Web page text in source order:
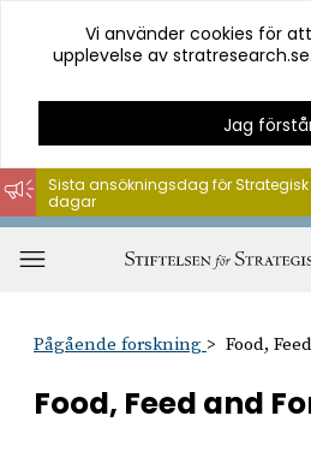
Hoppa
till
innehåll
Vi använder cookies för
upplevelse av stratresearch.se.
Jag
Sista ansökningsdag för
dagar
Pågående forskning Food,
Food, Feed and